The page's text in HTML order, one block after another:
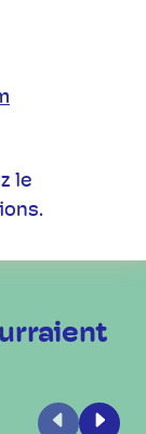
le
Précédent